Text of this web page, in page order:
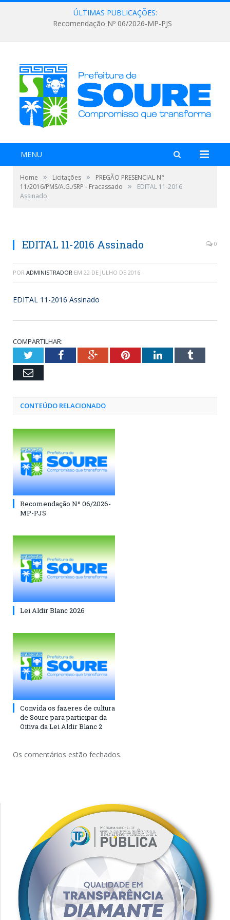
ÚLTIMAS PUBLICAÇÕES:
Recomendação Nº 06/2026-MP-PJS
MENU
Home » Licitações »
PREGÃO PRESENCIAL N°
11/2016/PMS/A.G./SRP - Fracassado
»
EDITAL 11-2016
Assinado
EDITAL 11-2016 Assinado 0
POR ADMINISTRADOR EM 22 DE JULHO DE 2016
EDITAL 11-2016 Assinado
COMPARTILHAR:
TwitterFacebookGoogle+PinterestLinkedInTumblr
Email
CONTEÚDO RELACIONADO
Recomendação Nº 06/2026-
MP-PJS
Lei Aldir Blanc 2026
Convida os fazeres de cultura
de Soure para participar da
Oitiva da Lei Aldir Blanc 2
Os comentários estão fechados.